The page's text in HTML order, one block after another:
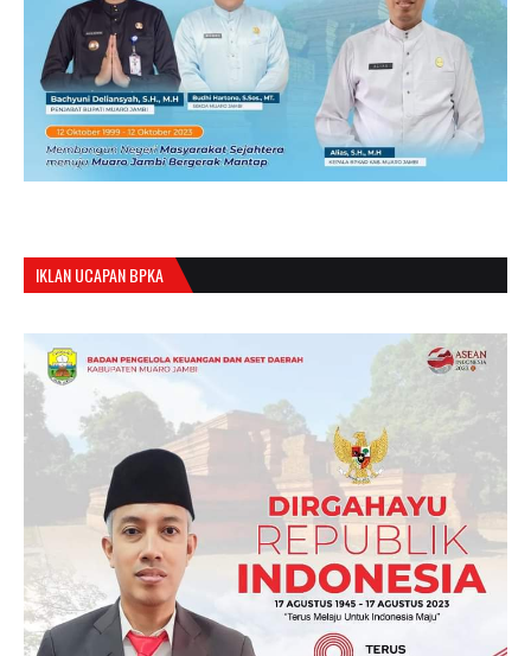
IKLAN UCAPAN BPKA